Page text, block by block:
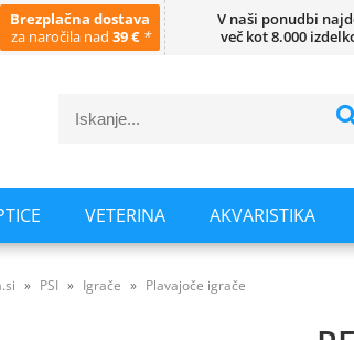
Brezplačna dostava
za naročila nad 39 € *
V naši ponudbi
več kot 8.000
VETERINA AKVARISTIKA
PSI Igrače Plavajoče igrače